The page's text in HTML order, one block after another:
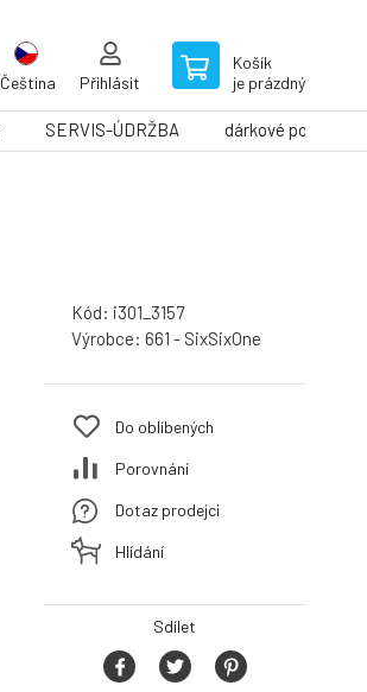
Čeština Přihlásit
Košík
je prázdný
SERVIS-ÚDRŽBA dárkové poukazy
Kód: i301_3157
Výrobce: 661 - SixSixOne
Do oblíbených
Porovnání
Dotaz prodejci
Hlídání
Sdílet